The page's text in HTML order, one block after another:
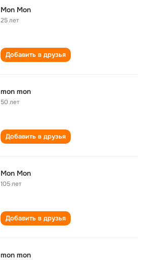
Mon Mon
25 лет
Добавить в друзья
mon mon
50 лет
Добавить в друзья
Mon Mon
105 лет
Добавить в друзья
mon mon